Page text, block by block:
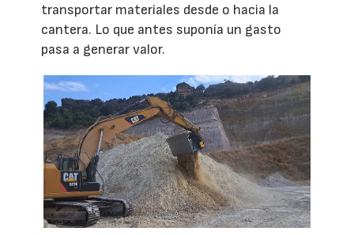
transportar materiales desde o hacia la
cantera. Lo que antes suponía un gasto
pasa a generar valor.